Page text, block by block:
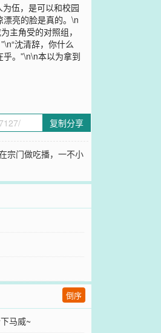
伍，是可以和校园
亮的脸是真的。\n
主角受的对照组，
沈清辞，你什么
。”\n\n本以为拿到
复制分享
宗门做吃播，一不小
倒序
马威~